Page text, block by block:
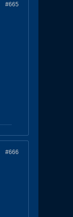
#665
#666